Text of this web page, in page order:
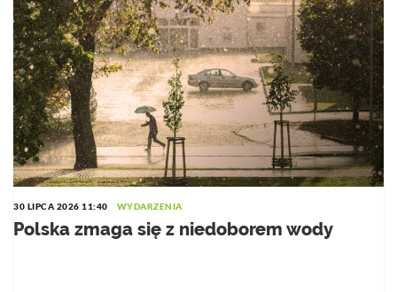
30 LIPCA 2026 11:40 WYDARZENIA
Polska zmaga się z niedoborem wody